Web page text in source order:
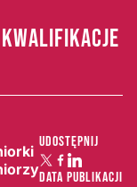
Udostępnij
Data publikacji